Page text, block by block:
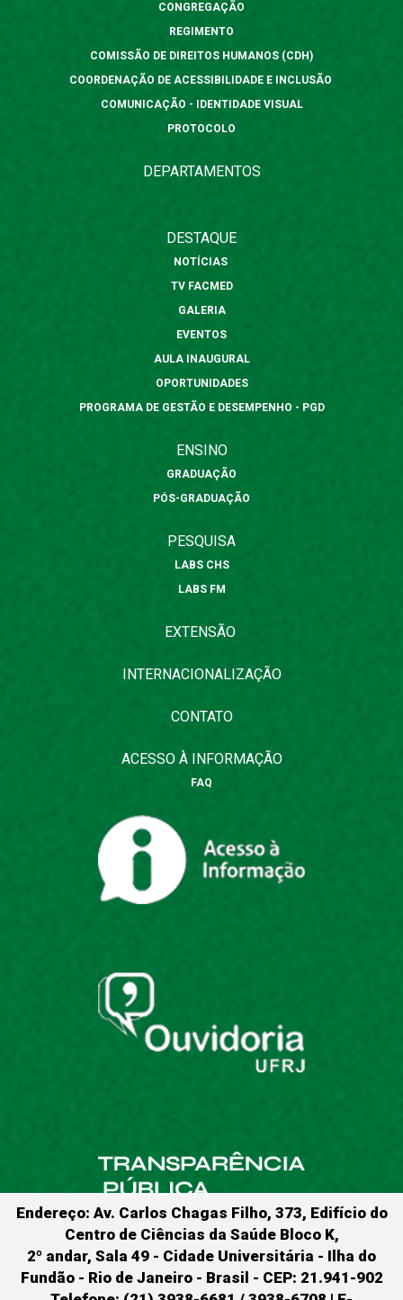
CONGREGAÇÃO
REGIMENTO
COMISSÃO DE DIREITOS HUMANOS (CDH)
COORDENAÇÃO DE ACESSIBILIDADE E INCLUSÃO
COMUNICAÇÃO - IDENTIDADE VISUAL
PROTOCOLO
DEPARTAMENTOS
DESTAQUE
NOTÍCIAS
TV FACMED
GALERIA
EVENTOS
AULA INAUGURAL
OPORTUNIDADES
PROGRAMA DE GESTÃO E DESEMPENHO - PGD
ENSINO
GRADUAÇÃO
PÓS-GRADUAÇÃO
PESQUISA
LABS CHS
LABS FM
EXTENSÃO
INTERNACIONALIZAÇÃO
CONTATO
ACESSO À INFORMAÇÃO
FAQ
Endereço: Av. Carlos Chagas Filho, 373, Edifício do
Centro de Ciências da Saúde Bloco K,
2º andar, Sala 49 - Cidade Universitária - Ilha do
Fundão - Rio de Janeiro - Brasil - CEP: 21.941-902